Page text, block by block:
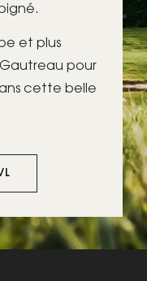
et plus
pour
cette belle